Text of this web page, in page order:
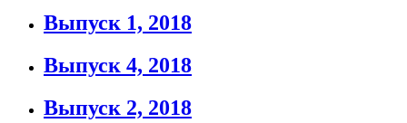
Выпуск 1, 2018
Выпуск 4, 2018
Выпуск 2, 2018